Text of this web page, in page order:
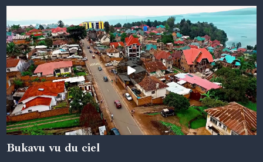
05 juin 2024
Bukavu vu du ciel